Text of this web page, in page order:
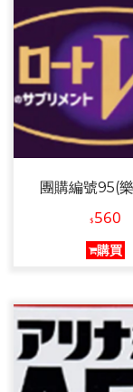
團購編號95(
$560
購買